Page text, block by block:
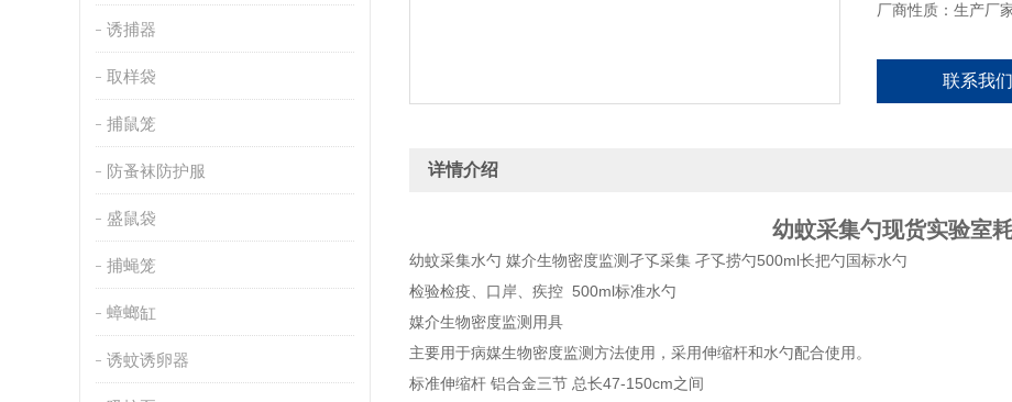
诱捕器
取样袋
捕鼠笼
防蚤袜防护服
盛鼠袋
捕蝇笼
蟑螂缸
诱蚊诱卵器
厂商性质：生产厂
联系我们
详情介绍
幼蚊采集勺现货实验室
幼蚊采集水勺 媒介生物密度监测孑孓采集 孑孓捞勺500ml长把勺国标水勺
检验检疫、口岸、疾控 500ml标准水勺
媒介生物密度监测用具
主要用于病媒生物密度监测方法使用，采用伸缩杆和水勺配合使用。
标准伸缩杆 铝合金三节 总长47-150cm之间